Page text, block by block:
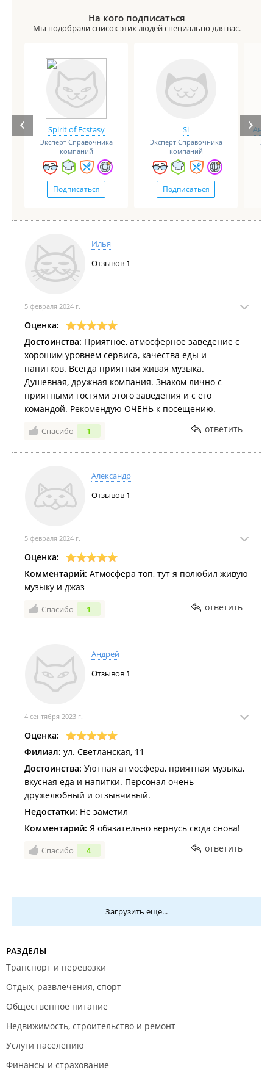
На кого подписаться
Мы подобрали список этих людей специально для вас.
Spirit of Ecstasy
Эксперт Справочника
компаний
Подписаться
Si
Эксперт Справочника
компаний
Подписаться
Илья
Отзывов 1
5 февраля 2024 г.
Оценка:
Достоинства: Приятное, атмосферное заведение с
хорошим уровнем сервиса, качества еды и
напитков. Всегда приятная живая музыка.
Душевная, дружная компания. Знаком лично с
приятными гостями этого заведения и с его
командой. Рекомендую ОЧЕНЬ к посещению.
Спасибо 1 ответить
Александр
Отзывов 1
5 февраля 2024 г.
Оценка:
Комментарий: Атмосфера топ, тут я полюбил живую
музыку и джаз
Спасибо 1 ответить
Андрей
Отзывов 1
4 сентября 2023 г.
Оценка:
Филиал: ул. Светланская, 11
Достоинства: Уютная атмосфера, приятная музыка,
вкусная еда и напитки. Персонал очень
дружелюбный и отзывчивый.
Недостатки: Не заметил
Комментарий: Я обязательно вернусь сюда снова!
Спасибо 4 ответить
Загрузить еще...
РАЗДЕЛЫ
Транспорт и перевозки
Отдых, развлечения, спорт
Общественное питание
Недвижимость, строительство и ремонт
Услуги населению
Финансы и страхование